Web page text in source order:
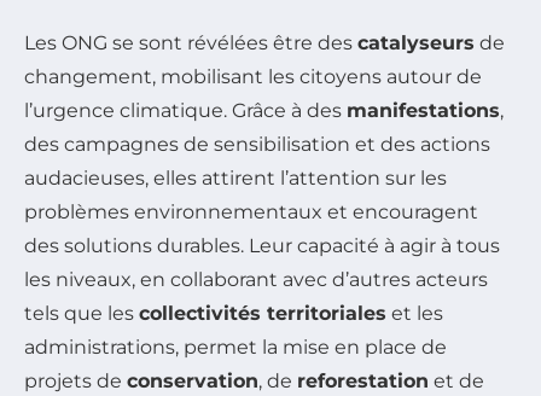
Les ONG se sont révélées être des catalyseurs de
changement, mobilisant les citoyens autour de
l’urgence climatique. Grâce à des manifestations,
des campagnes de sensibilisation et des actions
audacieuses, elles attirent l’attention sur les
problèmes environnementaux et encouragent
des solutions durables. Leur capacité à agir à tous
les niveaux, en collaborant avec d’autres acteurs
tels que les collectivités territoriales et les
administrations, permet la mise en place de
projets de conservation, de reforestation et de